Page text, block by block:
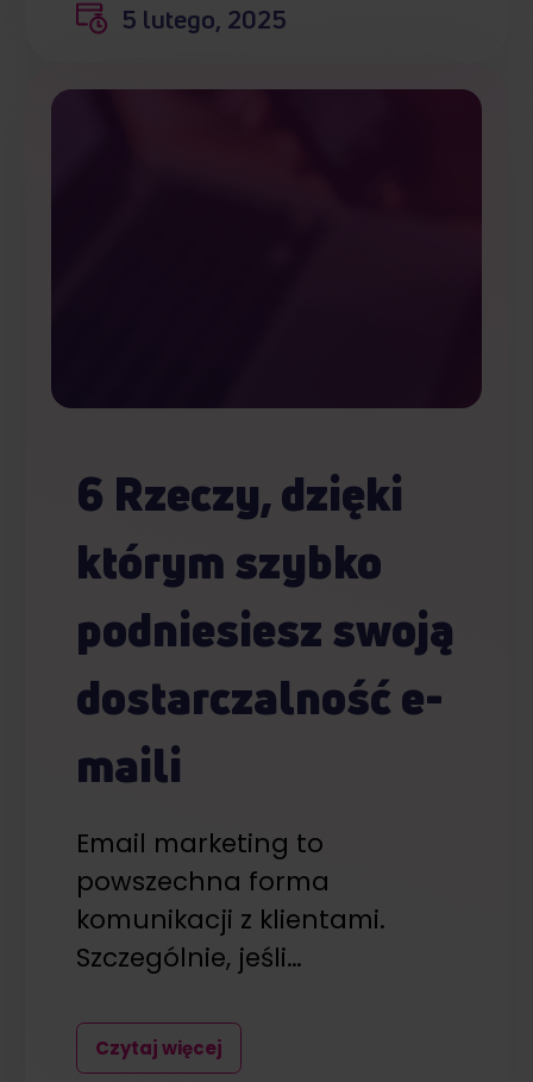
5 lutego, 2025
6 Rzeczy, dzięki
którym szybko
podniesiesz swoją
dostarczalność e-
maili
Email marketing to
powszechna forma
komunikacji z klientami.
Szczególnie, jeśli…
Czytaj więcej